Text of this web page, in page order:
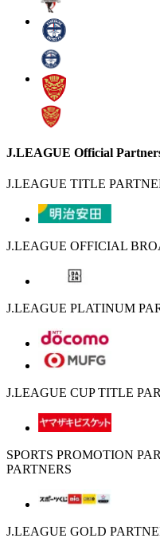
J.LEAGUE Official
J.LEAGUE TITLE
J.LEAGUE OFFICIAL
J.LEAGUE PLATINUM
J.LEAGUE CUP TITLE
SPORTS PROMOTION
PARTNERS
J.LEAGUE GOLD